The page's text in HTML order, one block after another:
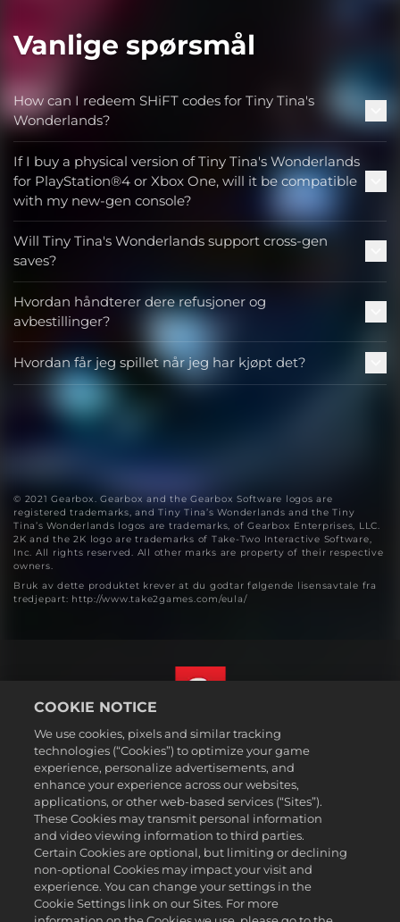
Vanlige spørsmål
How can I redeem SHiFT codes for Tiny Tina's
Wonderlands?
If I buy a physical version of Tiny Tina's Wonderlands
for PlayStation®4 or Xbox One, will it be compatible
with my new-gen console?
Will Tiny Tina's Wonderlands support cross-gen
saves?
Hvordan håndterer dere refusjoner og
avbestillinger?
Hvordan får jeg spillet når jeg har kjøpt det?
© 2021 Gearbox. Gearbox and the Gearbox Software logos are
registered trademarks, and Tiny Tina’s Wonderlands and the Tiny
Tina’s Wonderlands logos are trademarks, of Gearbox Enterprises, LLC.
2K and the 2K logo are trademarks of Take-Two Interactive Software,
Inc. All rights reserved. All other marks are property of their respective
owners.
Bruk av dette produktet krever at du godtar følgende lisensavtale fra
tredjepart: http://www.take2games.com/eula/
Juridisk
Personvernerklæring
Retningslinjer for bruk av informasjonskapsler
Hjelp
Ikke selg eller del mine personlige opplysningere
Order Lookup & Refunds
2K Ad Partners
Norsk
COOKIE NOTICE
We use cookies, pixels and similar tracking
technologies (“Cookies”) to optimize your game
experience, personalize advertisements, and
enhance your experience across our websites,
applications, or other web-based services (“Sites”).
These Cookies may transmit personal information
and video viewing information to third parties.
Certain Cookies are optional, but limiting or declining
non-optional Cookies may impact your visit and
experience. You can change your settings in the
Cookie Settings link on our Sites. For more